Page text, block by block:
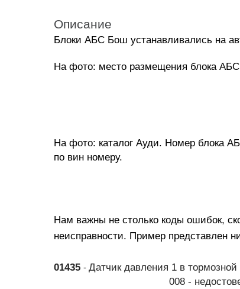
Описание
Блоки АБС Бош устанавливались на
На фото: место размещения блока
На фото: каталог Ауди. Номер блока
по вин номеру.
Нам важны не столько коды ошибок,
неисправности. Пример представлен
01435 - Датчик давления 1 в
008 - недостоверный